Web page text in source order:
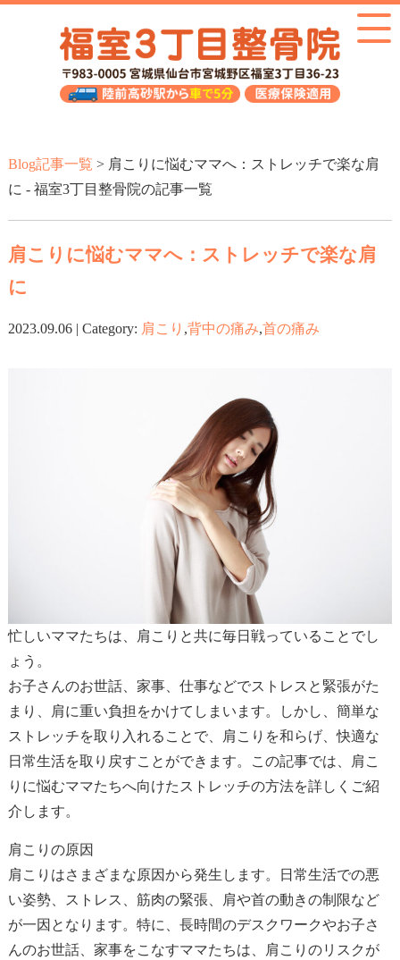
Blog記事一覧 > 肩こりに悩むママへ：ストレッチで楽な肩
に - 福室3丁目整骨院の記事一覧
肩こりに悩むママへ：ストレッチで楽な肩
に
2023.09.06 | Category: 肩こり ,背中の痛み,首の痛み
忙しいママたちは、肩こりと共に毎日戦っていることでし
ょう。
お子さんのお世話、家事、仕事などでストレスと緊張がた
まり、肩に重い負担をかけてしまいます。しかし、簡単な
ストレッチを取り入れることで、肩こりを和らげ、快適な
日常生活を取り戻すことができます。この記事では、肩こ
りに悩むママたちへ向けたストレッチの方法を詳しくご紹
介します。
肩こりの原因
肩こりはさまざまな原因から発生します。日常生活での悪
い姿勢、ストレス、筋肉の緊張、肩や首の動きの制限など
が一因となります。特に、長時間のデスクワークやお子さ
んのお世話、家事をこなすママたちは、肩こりのリスクが